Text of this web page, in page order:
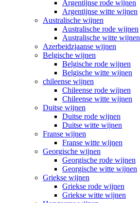
Argentijnse rode wijnen
Argentijnse witte wijnen
Australische wijnen
Australische rode wijnen
Australische witte wijnen
Azerbeidzjaanse wijnen
Belgische wijnen
Belgische rode wijnen
Belgische witte wijnen
chileense wijnen
Chileense rode wijnen
Chileense witte wijnen
Duitse wijnen
Duitse rode wijnen
Duitse witte wijnen
Franse wijnen
Franse witte wijnen
Georgische wijnen
Georgische rode wijnen
Georgische witte wijnen
Griekse wijnen
Griekse rode wijnen
Griekse witte wijnen